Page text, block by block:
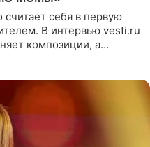
считает себя в первую
В интервью vesti.ru
композиции, а